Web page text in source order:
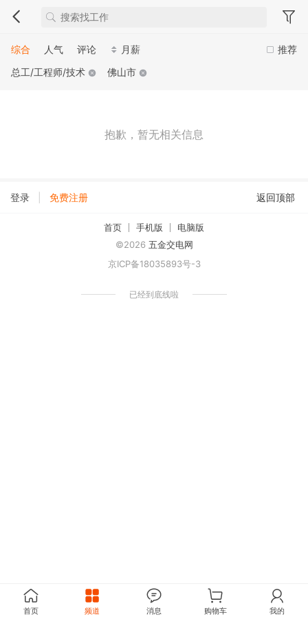
推荐
综合 人气 评论
月薪
总工/工程师/技术
佛山市
抱歉，暂无相关信息
登录 免费注册 返回顶部
首页 手机版
电脑版
©2026 五金交电网
京ICP备18035893号-3
已经到底线啦
首页 频道 消息 购物车 我的